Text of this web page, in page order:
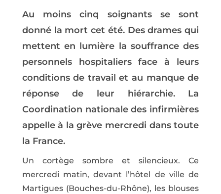
Au moins cinq soignants se sont
donné la mort cet été. Des drames qui
mettent en lumière la souffrance des
personnels hospitaliers face à leurs
conditions de travail et au manque de
réponse de leur hiérarchie. La
Coordination nationale des infirmières
appelle à la grève mercredi dans toute
la France.
Un cortège sombre et silencieux. Ce
mercredi matin, devant l’hôtel de ville de
Martigues (Bouches-du-Rhône), les blouses